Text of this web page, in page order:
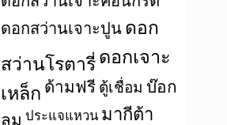
ดอกสว่านเจาะปูน ดอก
สว่านโรตารี่ ดอกเจาะ
เหล็ก ด้ามฟรี ตู้เชื่อม บ๊อก
ลม ประแจแหวน มากีต้า